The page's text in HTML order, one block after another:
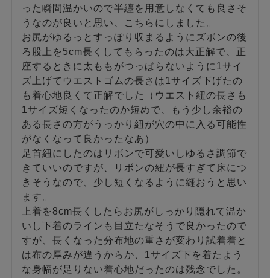
った瞬間温かいので半纏を用意しなくても良さそ
うなのが良いと思い、こちらにしました。
お尻がゆるっとすっぽり収まるようにズボンの後
ろ股上を5cm長くしてもらったのは大正解で、正
座するときに太ももがつっぱらないように1サイ
ズ上げてウエストゴムの長さは1サイズ下げたの
も着心地良くて正解でした（ウエスト紐の長さも
1サイズ短くなったのか短めで、もう少し余裕の
ある長さの方がうっかり紐が穴の中に入る可能性
がなくなって良かったなあ）
足首紐にしたのはリボンで可愛いしゆるさ調節で
きていいのですが、リボンの紐が長すぎて床につ
きそうなので、少し短くなるように縫おうと思い
ます。
上着を8cm長くしたらお尻がしっかり隠れて温か
いし下着のラインも目立たなそうで良かったので
すが、長くなった分布地の重さが変わり試着着と
は布の厚みが違うからか、1サイズ下を着たよう
な身幅が足りない着心地だったのは残念でした。